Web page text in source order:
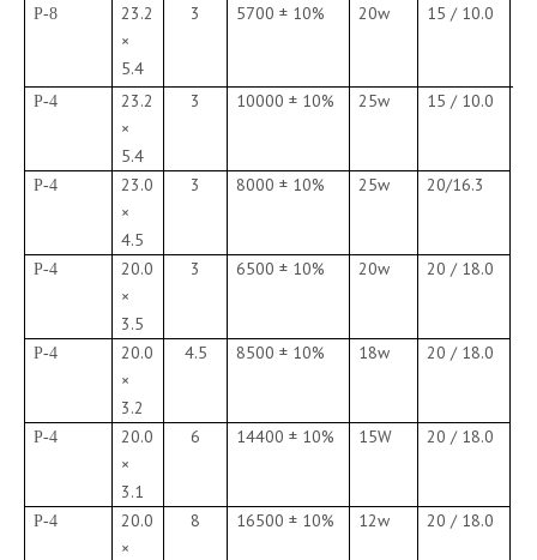
P-8
23.2
×
5.4
3 5700 ± 10% 20w 15 / 10.0
P-4
23.2
×
5.4
3 10000 ± 10% 25w 15 / 10.0
P-4
23.0
×
4.5
3 8000 ± 10% 25w 20/16.3
P-4
20.0
×
3.5
3 6500 ± 10% 20w 20 / 18.0
P-4
20.0
×
3.2
4.5 8500 ± 10% 18w 20 / 18.0
P-4
20.0
×
3.1
6 14400 ± 10% 15W 20 / 18.0
P-4
20.0
×
8 16500 ± 10% 12w 20 / 18.0